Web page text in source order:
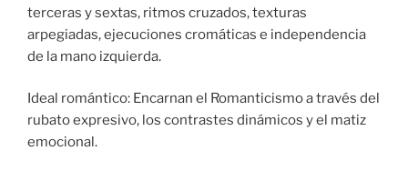
terceras y sextas, ritmos cruzados, texturas
arpegiadas, ejecuciones cromáticas e independencia
de la mano izquierda.
Ideal romántico: Encarnan el Romanticismo a través del
rubato expresivo, los contrastes dinámicos y el matiz
emocional.